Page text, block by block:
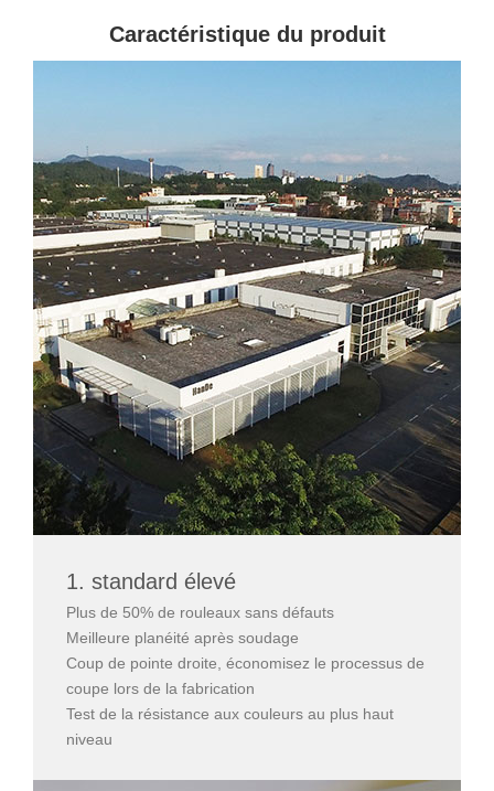
Caractéristique du produit
1. standard élevé
Plus de 50% de rouleaux sans défauts
Meilleure planéité après soudage
Coup de pointe droite, économisez le processus de
coupe lors de la fabrication
Test de la résistance aux couleurs au plus haut
niveau